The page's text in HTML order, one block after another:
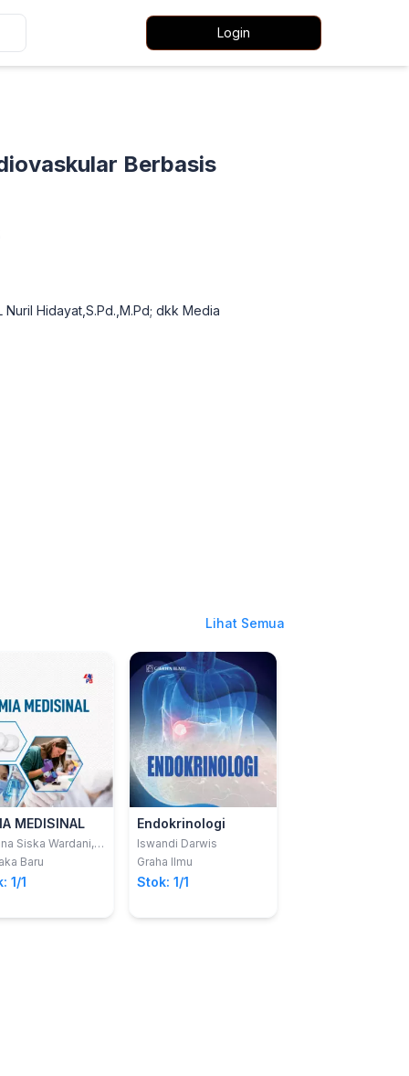
Login
Berbasis
Hidayat,S.Pd.,M.Pd; dkk Media
Lihat Semua
MEDISINAL
Siska Wardani,
Irma
apt. Rony
Baru
1/1
Endokrinologi
Iswandi Darwis
Graha Ilmu
Stok: 1/1